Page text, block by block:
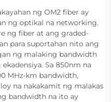
ng OM2 fiber ay
ng optikal na networking.
ng fiber at ang graded-
para suportahan nito ang
ng malaking bandwidth
Sa 850nm na
MHz-km bandwidth,
na nakakamit ng malakas
bandwidth na ito ay